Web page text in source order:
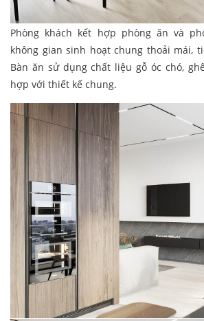
Phòng khách kết hợp phòng ăn và
không gian sinh hoạt chung thoải mái,
Bàn ăn sử dụng chất liệu gỗ óc chó,
hợp với thiết kế chung.